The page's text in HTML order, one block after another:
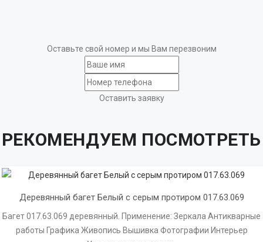
Оставьте свой номер и мы Вам перезвоним
Оставить заявку
РЕКОМЕНДУЕМ ПОСМОТРЕТЬ
Деревянный багет Белый с серым протиром 017.63.069
Багет 017.63.069 деревянный. Применение: Зеркала Антикварные
работы Графика Живопись Вышивка Фотографии Интерьер